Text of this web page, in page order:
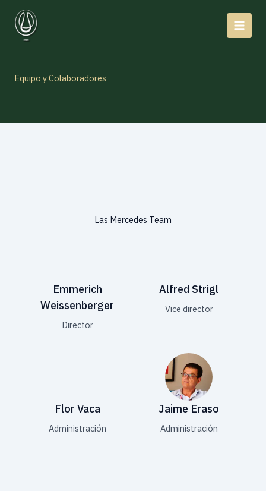
contenido
Equipo y Colaboradores
Las Mercedes Team
Emmerich
Weissenberger
Director
Alfred Strigl
Vice director
Flor Vaca
Administración
Jaime Eraso
Administración